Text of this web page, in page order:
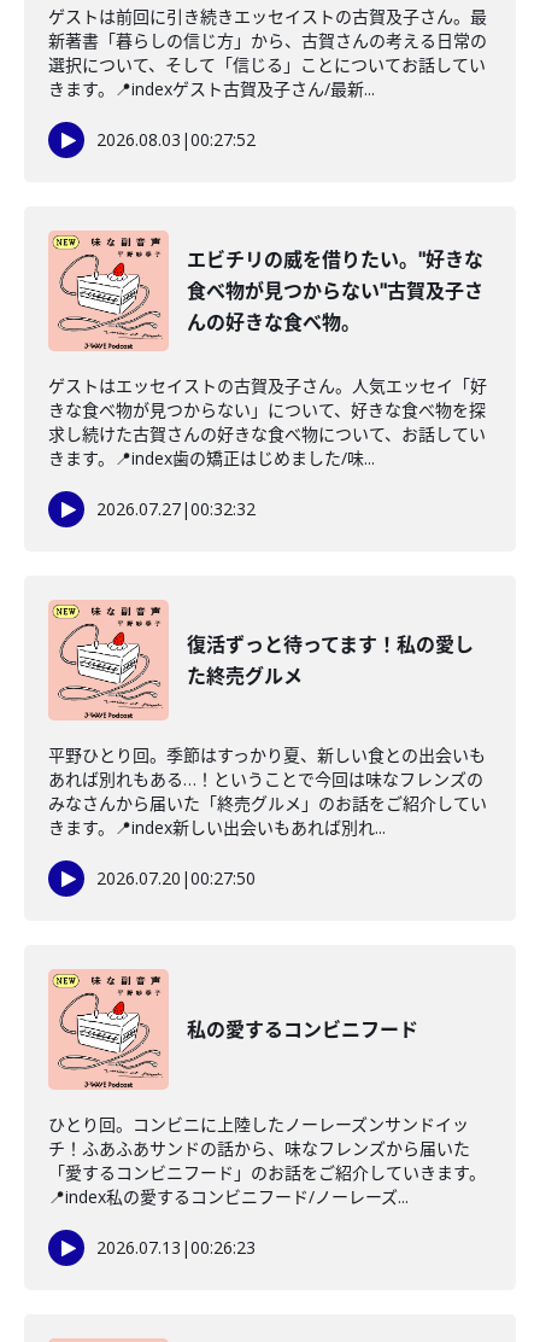
ゲストは前回に引き続きエッセイストの古賀及子さん。最
新著書「暮らしの信じ方」から、古賀さんの考える日常の
選択について、そして「信じる」ことについてお話してい
きます。📍indexゲスト古賀及子さん/最新...
2026.08.03 |00:27:52
エビチリの威を借りたい。"好きな
食べ物が見つからない"古賀及子さ
んの好きな食べ物。
ゲストはエッセイストの古賀及子さん。人気エッセイ「好
きな食べ物が見つからない」について、好きな食べ物を探
求し続けた古賀さんの好きな食べ物について、お話してい
きます。📍index歯の矯正はじめました/味...
2026.07.27|00:32:32
復活ずっと待ってます！私の愛し
た終売グルメ
平野ひとり回。季節はすっかり夏、新しい食との出会いも
あれば別れもある…！ということで今回は味なフレンズの
みなさんから届いた「終売グルメ」のお話をご紹介してい
きます。📍index新しい出会いもあれば別れ...
2026.07.20 |00:27:50
私の愛するコンビニフード
ひとり回。コンビニに上陸したノーレーズンサンドイッ
チ！ふあふあサンドの話から、味なフレンズから届いた
「愛するコンビニフード」のお話をご紹介していきます。
📍index私の愛するコンビニフード/ノーレーズ...
2026.07.13 |00:26:23